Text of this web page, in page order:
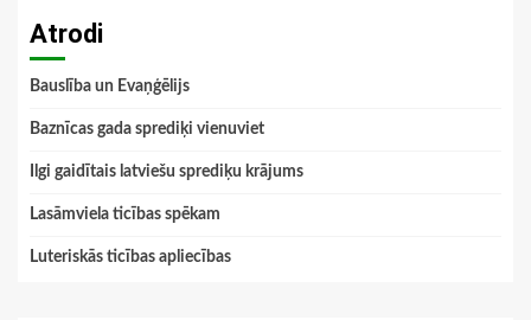
Atrodi
Bauslība un Evaņģēlijs
Baznīcas gada sprediķi vienuviet
Ilgi gaidītais latviešu sprediķu krājums
Lasāmviela ticības spēkam
Luteriskās ticības apliecības